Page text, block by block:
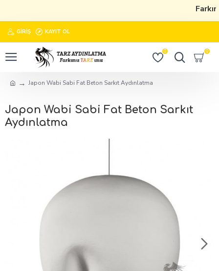
GIRIŞ KAYIT OL
0 0
Japon Wabi Sabi Fat Beton Sarkıt Aydınlatma
Japon Wabi Sabi Fat Beton Sarkıt
Aydınlatma